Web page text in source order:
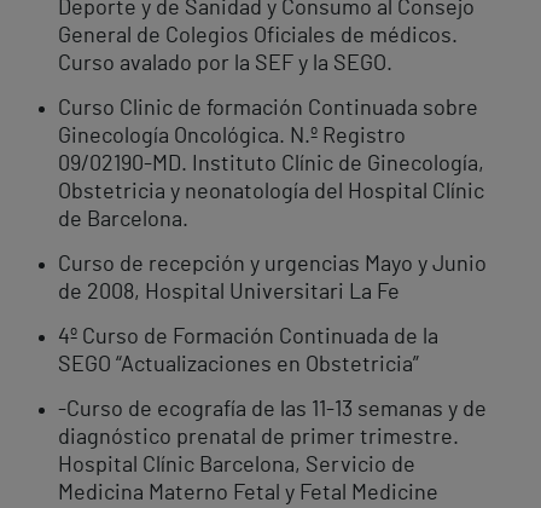
Deporte y de Sanidad y Consumo al Consejo
General de Colegios Oficiales de médicos.
Curso avalado por la SEF y la SEGO.
Curso Clinic de formación Continuada sobre
Ginecología Oncológica. N.º Registro
09/02190-MD. Instituto Clínic de Ginecología,
Obstetricia y neonatología del Hospital Clínic
de Barcelona.
Curso de recepción y urgencias Mayo y Junio
de 2008, Hospital Universitari La Fe
4º Curso de Formación Continuada de la
SEGO “Actualizaciones en Obstetricia”
-Curso de ecografía de las 11-13 semanas y de
diagnóstico prenatal de primer trimestre.
Hospital Clínic Barcelona, Servicio de
Medicina Materno Fetal y Fetal Medicine